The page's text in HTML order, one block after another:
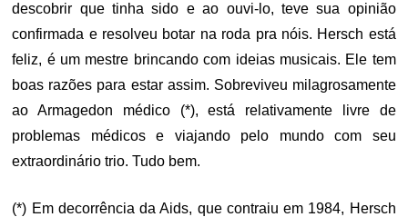
descobrir que tinha sido e ao ouvi-lo, teve sua opinião
confirmada e resolveu botar na roda pra nóis. Hersch está
feliz, é um mestre brincando com ideias musicais. Ele tem
boas razões para estar assim. Sobreviveu milagrosamente
ao Armagedon médico (*), está relativamente livre de
problemas médicos e viajando pelo mundo com seu
extraordinário trio. Tudo bem.
(*) Em decorrência da Aids, que contraiu em 1984, Hersch